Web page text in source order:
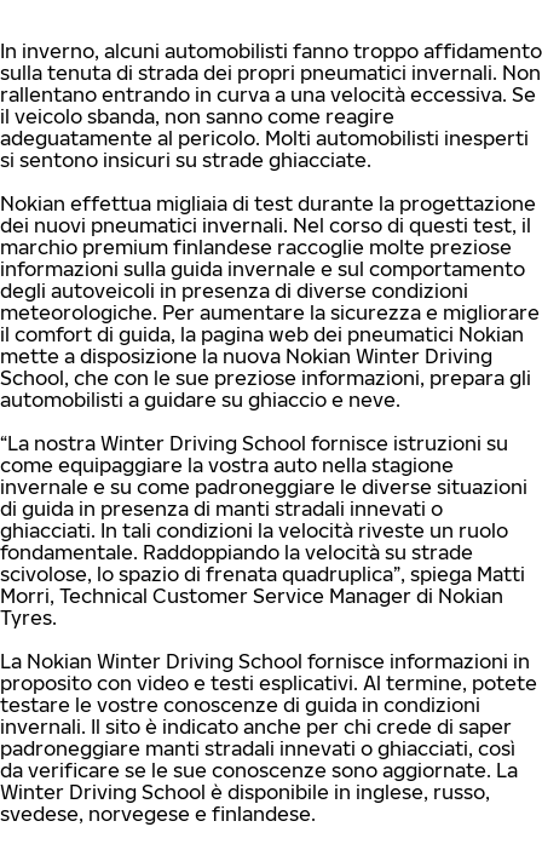
In inverno, alcuni automobilisti fanno troppo affidamento
sulla tenuta di strada dei propri pneumatici invernali. Non
rallentano entrando in curva a una velocità eccessiva. Se
il veicolo sbanda, non sanno come reagire
adeguatamente al pericolo. Molti automobilisti inesperti
si sentono insicuri su strade ghiacciate.
Nokian effettua migliaia di test durante la progettazione
dei nuovi pneumatici invernali. Nel corso di questi test, il
marchio premium finlandese raccoglie molte preziose
informazioni sulla guida invernale e sul comportamento
degli autoveicoli in presenza di diverse condizioni
meteorologiche. Per aumentare la sicurezza e migliorare
il comfort di guida, la pagina web dei pneumatici Nokian
mette a disposizione la nuova Nokian Winter Driving
School, che con le sue preziose informazioni, prepara gli
automobilisti a guidare su ghiaccio e neve.
“La nostra Winter Driving School fornisce istruzioni su
come equipaggiare la vostra auto nella stagione
invernale e su come padroneggiare le diverse situazioni
di guida in presenza di manti stradali innevati o
ghiacciati. In tali condizioni la velocità riveste un ruolo
fondamentale. Raddoppiando la velocità su strade
scivolose, lo spazio di frenata quadruplica”, spiega Matti
Morri, Technical Customer Service Manager di Nokian
Tyres.
La Nokian Winter Driving School fornisce informazioni in
proposito con video e testi esplicativi. Al termine, potete
testare le vostre conoscenze di guida in condizioni
invernali. Il sito è indicato anche per chi crede di saper
padroneggiare manti stradali innevati o ghiacciati, così
da verificare se le sue conoscenze sono aggiornate. La
Winter Driving School è disponibile in inglese, russo,
svedese, norvegese e finlandese.